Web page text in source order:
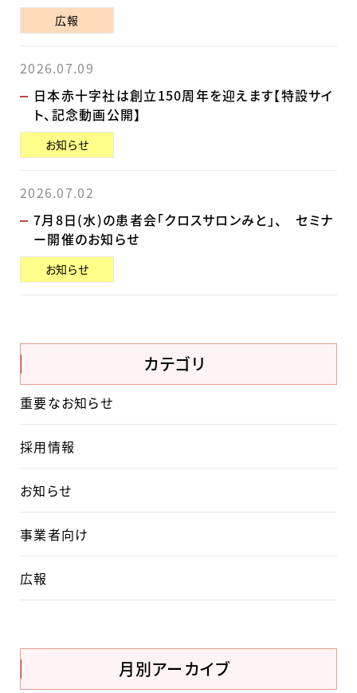
広報
2026.07.09
日本赤十字社は創立150周年を迎えます【特設サイ
ト、記念動画公開】
お知らせ
2026.07.02
7月8日(水)の患者会「クロスサロンみと」、 セミナ
ー開催のお知らせ
お知らせ
カテゴリ
重要なお知らせ
採用情報
お知らせ
事業者向け
広報
月別アーカイブ